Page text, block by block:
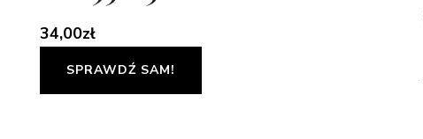
34,00zł
SPRAWDŹ SAM!